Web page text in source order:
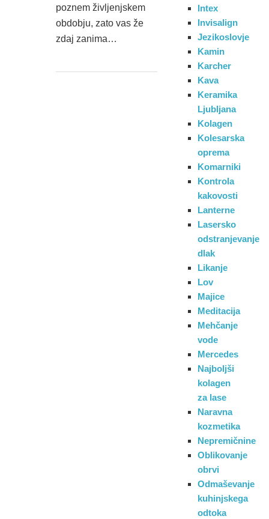
poznem življenjskem
obdobju, zato vas že
zdaj zanima…
Intex
Invisalign
Jezikoslovje
Kamin
Karcher
Kava
Keramika
Ljubljana
Kolagen
Kolesarska
oprema
Komarniki
Kontrola
kakovosti
Lanterne
Lasersko
odstranjevanje
dlak
Likanje
Lov
Majice
Meditacija
Mehčanje
vode
Mercedes
Najboljši
kolagen
za lase
Naravna
kozmetika
Nepremičnine
Oblikovanje
obrvi
Odmaševanje
kuhinjskega
odtoka